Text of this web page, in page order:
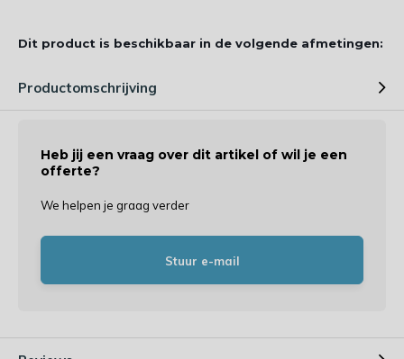
Dit product is beschikbaar in de volgende afmetingen:
Productomschrijving
Heb jij een vraag over dit artikel of wil je een
offerte?
We helpen je graag verder
Stuur e-mail